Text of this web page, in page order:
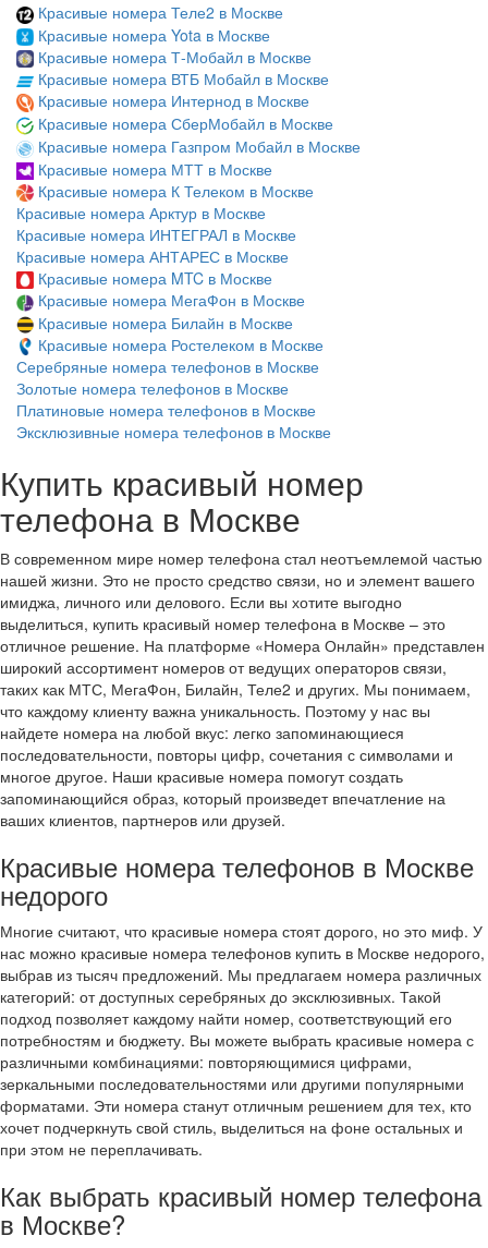
Красивые номера Теле2 в Москве
Красивые номера Yota в Москве
Красивые номера Т-Мобайл в Москве
Красивые номера ВТБ Мобайл в Москве
Красивые номера Интернод в Москве
Красивые номера СберМобайл в Москве
Красивые номера Газпром Мобайл в Москве
Красивые номера МТТ в Москве
Красивые номера К Телеком в Москве
Красивые номера Арктур в Москве
Красивые номера ИНТЕГРАЛ в Москве
Красивые номера АНТАРЕС в Москве
Красивые номера MTC в Москве
Красивые номера МегаФон в Москве
Красивые номера Билайн в Москве
Красивые номера Ростелеком в Москве
Серебряные номера телефонов в Москве
Золотые номера телефонов в Москве
Платиновые номера телефонов в Москве
Эксклюзивные номера телефонов в Москве
Купить красивый номер
телефона в Москве
В современном мире номер телефона стал неотъемлемой частью
нашей жизни. Это не просто средство связи, но и элемент вашего
имиджа, личного или делового. Если вы хотите выгодно
выделиться, купить красивый номер телефона в Москве – это
отличное решение. На платформе «Номера Онлайн» представлен
широкий ассортимент номеров от ведущих операторов связи,
таких как МТС, МегаФон, Билайн, Теле2 и других. Мы понимаем,
что каждому клиенту важна уникальность. Поэтому у нас вы
найдете номера на любой вкус: легко запоминающиеся
последовательности, повторы цифр, сочетания с символами и
многое другое. Наши красивые номера помогут создать
запоминающийся образ, который произведет впечатление на
ваших клиентов, партнеров или друзей.
Красивые номера телефонов в Москве
недорого
Многие считают, что красивые номера стоят дорого, но это миф. У
нас можно красивые номера телефонов купить в Москве недорого,
выбрав из тысяч предложений. Мы предлагаем номера различных
категорий: от доступных серебряных до эксклюзивных. Такой
подход позволяет каждому найти номер, соответствующий его
потребностям и бюджету. Вы можете выбрать красивые номера с
различными комбинациями: повторяющимися цифрами,
зеркальными последовательностями или другими популярными
форматами. Эти номера станут отличным решением для тех, кто
хочет подчеркнуть свой стиль, выделиться на фоне остальных и
при этом не переплачивать.
Как выбрать красивый номер телефона
в Москве?